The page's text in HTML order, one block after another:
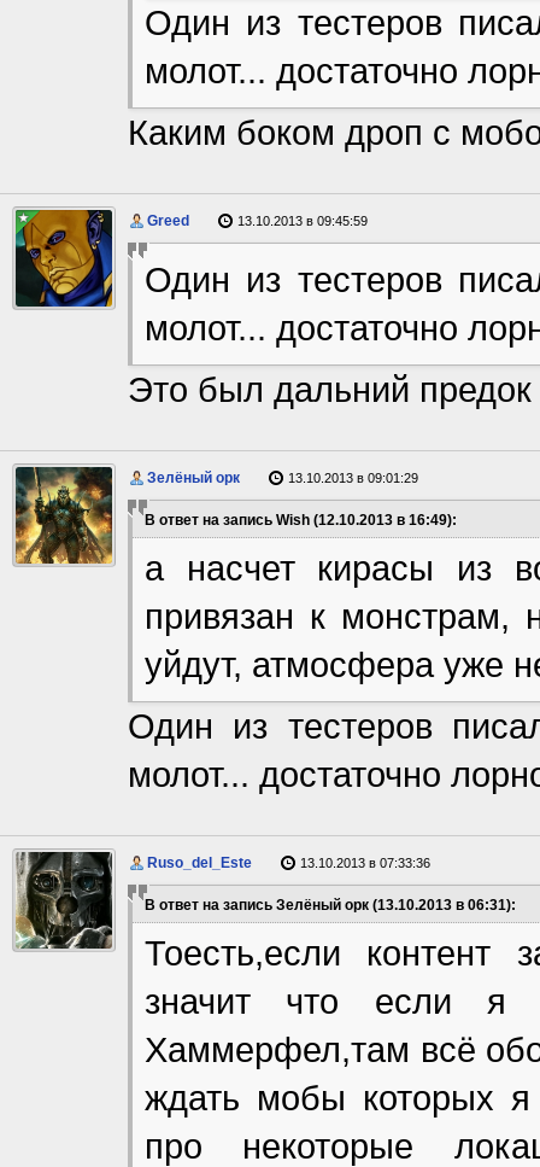
Один из тестеров
молот... достаточно
Каким боком дроп с
Greed 13.10.2013 в 09:45:59
Один из тестеров
молот... достаточно
Это был дальний предок
Зелёный орк 13.10.2013 в 09:01:29
В ответ на запись Wish (12.10.2013 в 16:49):
а насчет кирасы из
привязан к монстрам,
уйдут, атмосфера уже
Один из тестеров
молот... достаточно
Ruso_del_Este 13.10.2013 в 07:33:36
В ответ на запись Зелёный орк (13.10.2013 в 06:31):
Тоесть,если контент
значит что если я
Хаммерфел,там всё
ждать мобы которых
про некоторые